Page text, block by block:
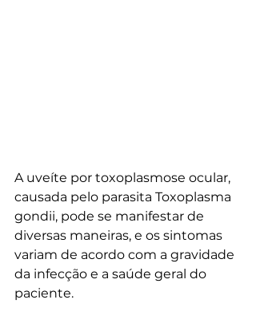
A uveíte por toxoplasmose ocular,
causada pelo parasita Toxoplasma
gondii, pode se manifestar de
diversas maneiras, e os sintomas
variam de acordo com a gravidade
da infecção e a saúde geral do
paciente.